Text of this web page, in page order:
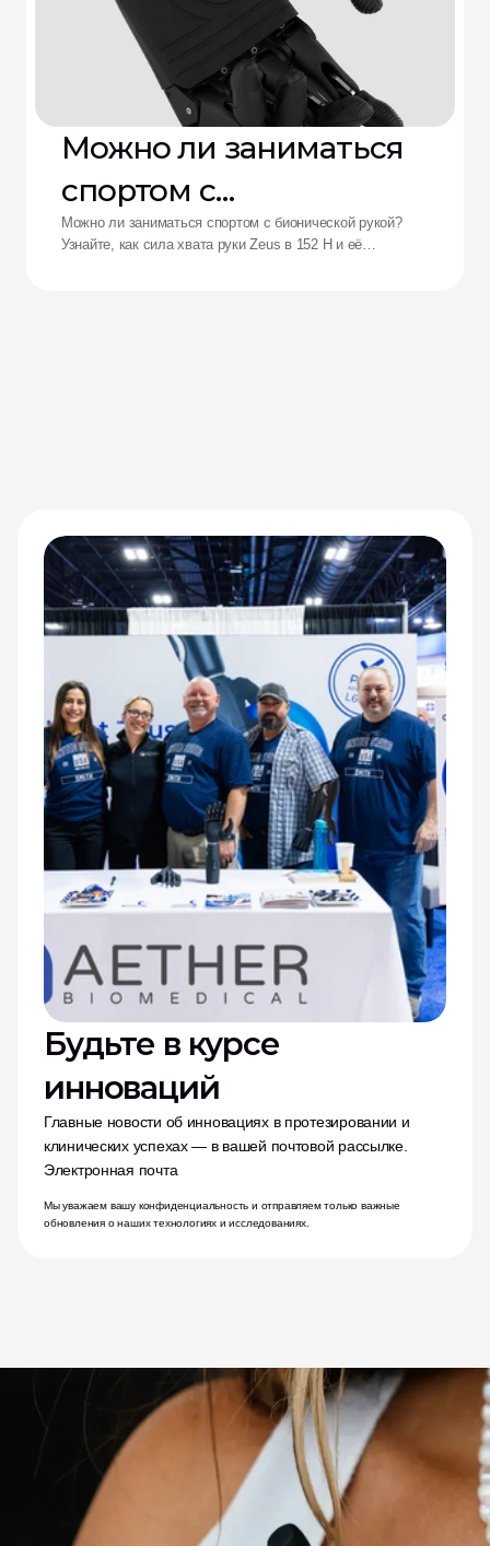
Можно ли заниматься
спортом с
бионической рукой?
Можно ли заниматься спортом с бионической рукой?
Узнайте, как сила хвата руки Zeus в 152 Н и её
Будьте в курсе
инноваций
Главные новости об инновациях в протезировании и
клинических успехах — в вашей почтовой рассылке.
Электронная почта
Мы уважаем вашу конфиденциальность и отправляем только важные
обновления о наших технологиях и исследованиях.